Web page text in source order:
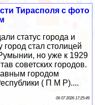
Тирасполя с фото
статус города и
стал столицей
но уже к 1929
советских городов.
городом
( П М Р)....
06 07 2026 17:25:49